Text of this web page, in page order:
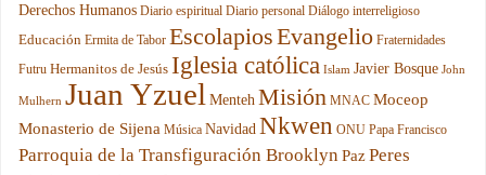
Derechos Humanos Diario espiritual Diario personal Diálogo interreligioso
Educación Ermita de Tabor EscolapiosEvangelio Fraternidades
Futru Hermanitos de Jesús Iglesia católica Islam Javier Bosque John
Mulhern Juan Yzuel Menteh Misión MNAC Moceop
Monasterio de Sijena Música Navidad Nkwen ONU Papa Francisco
Parroquia de la Transfiguración Brooklyn Paz Peres